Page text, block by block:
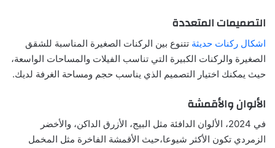
التصميمات المتعددة
اشكال ركنات حديثة تتنوع بين الركنات الصغيرة المناسبة للشقق
الصغيرة والركنات الكبيرة التي تناسب الفيلات والمساحات الواسعة،
حيث يمكنك اختيار التصميم الذي يناسب حجم ومساحة الغرفة لديك.
الألوان والأقمشة
في 2024، الألوان الدافئة مثل البيج، الأزرق الداكن، والأخضر
الزمردي تكون الأكثر شيوعا،حيث الأقمشة الفاخرة مثل المخمل